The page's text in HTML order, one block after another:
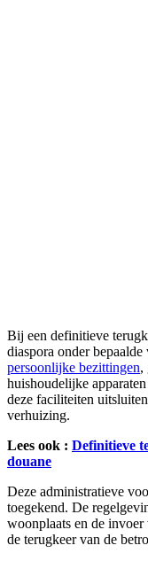
Bij een definitieve
diaspora onder
persoonlijke bezittingen,
huishoudelijke
deze faciliteiten
verhuizing.
Lees ook : Definitieve
douane
Deze administratieve
toegekend. De
woonplaats en de
de terugkeer van de